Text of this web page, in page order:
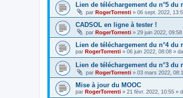
Lien de téléchargement du n°5
par RogerTorrenti » 06 sept. 2022,
CADSOL en ligne à tester !
par RogerTorrenti » 29 juin 2022,
Lien de téléchargement du n°4
par RogerTorrenti » 06 juin 2022, 08:08 »
Lien de téléchargement du n°3
par RogerTorrenti » 03 mars 2022,
Mise à jour du MOOC
par RogerTorrenti » 21 févr. 2022, 10:55 »